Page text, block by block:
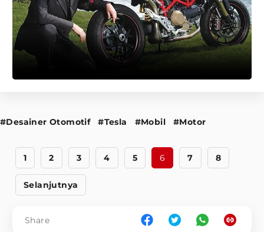
#Desainer Otomotif #Tesla #Mobil #Motor
1 2 3 4 5 6 7 8
Selanjutnya
Share